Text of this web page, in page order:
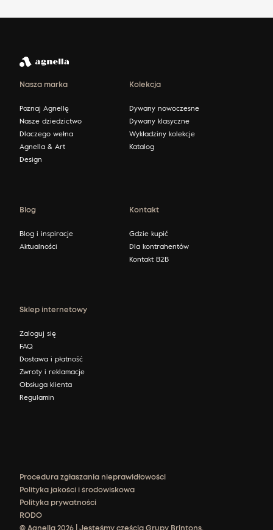
Nasza marka
Poznaj Agnellę
Nasze dziedzictwo
Dlaczego wełna
Agnella & Art
Design
Kolekcja
Dywany nowoczesne
Dywany klasyczne
Wykładziny kolekcje
Katalog
Blog
Blog i inspiracje
Aktualności
Kontakt
Gdzie kupić
Dla kontrahentów
Kontakt B2B
Sklep internetowy
Zaloguj się
FAQ
Dostawa i płatność
Zwroty i reklamacje
Obsługa klienta
Regulamin
Procedura zgłaszania nieprawidłowości
Polityka jakości i środowiskowa
Polityka prywatności
RODO